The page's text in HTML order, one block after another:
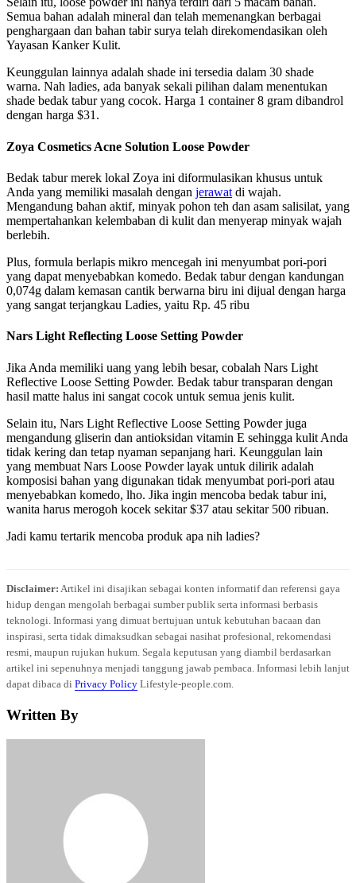
Semua bahan adalah mineral dan telah memenangkan berbagai
penghargaan dan bahan tabir surya telah direkomendasikan oleh
Yayasan Kanker Kulit.
Keunggulan lainnya adalah shade ini tersedia dalam 30 shade
warna. Nah ladies, ada banyak sekali pilihan dalam menentukan
shade bedak tabur yang cocok. Harga 1 container 8 gram dibandrol
dengan harga $31.
Zoya Cosmetics Acne Solution Loose Powder
Bedak tabur merek lokal Zoya ini diformulasikan khusus untuk
Anda yang memiliki masalah dengan jerawat di wajah.
Mengandung bahan aktif, minyak pohon teh dan asam salisilat, yang
mempertahankan kelembaban di kulit dan menyerap minyak wajah
berlebih.
Plus, formula berlapis mikro mencegah ini menyumbat pori-pori
yang dapat menyebabkan komedo. Bedak tabur dengan kandungan
0,074g dalam kemasan cantik berwarna biru ini dijual dengan harga
yang sangat terjangkau Ladies, yaitu Rp. 45 ribu
Nars Light Reflecting Loose Setting Powder
Jika Anda memiliki uang yang lebih besar, cobalah Nars Light
Reflective Loose Setting Powder. Bedak tabur transparan dengan
hasil matte halus ini sangat cocok untuk semua jenis kulit.
Selain itu, Nars Light Reflective Loose Setting Powder juga
mengandung gliserin dan antioksidan vitamin E sehingga kulit Anda
tidak kering dan tetap nyaman sepanjang hari. Keunggulan lain
yang membuat Nars Loose Powder layak untuk dilirik adalah
komposisi bahan yang digunakan tidak menyumbat pori-pori atau
menyebabkan komedo, lho. Jika ingin mencoba bedak tabur ini,
wanita harus merogoh kocek sekitar $37 atau sekitar 500 ribuan.
Jadi kamu tertarik mencoba produk apa nih ladies?
Disclaimer: Artikel ini disajikan sebagai konten informatif dan referensi gaya
hidup dengan mengolah berbagai sumber publik serta informasi berbasis
teknologi. Informasi yang dimuat bertujuan untuk kebutuhan bacaan dan
inspirasi, serta tidak dimaksudkan sebagai nasihat profesional, rekomendasi
resmi, maupun rujukan hukum. Segala keputusan yang diambil berdasarkan
artikel ini sepenuhnya menjadi tanggung jawab pembaca. Informasi lebih lanjut
dapat dibaca di Privacy Policy Lifestyle-people.com.
Written By